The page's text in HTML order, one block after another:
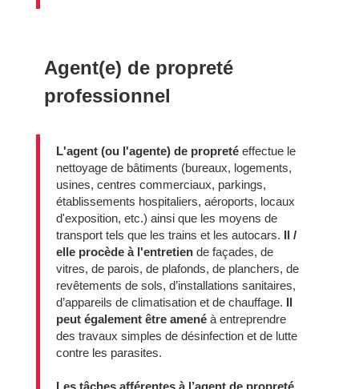
Agent(e) de propreté
professionnel
L'agent (ou l'agente) de propreté effectue le
nettoyage de bâtiments (bureaux, logements,
usines, centres commerciaux, parkings,
établissements hospitaliers, aéroports, locaux
d'exposition, etc.) ainsi que les moyens de
transport tels que les trains et les autocars. Il /
elle procède à l'entretien de façades, de
vitres, de parois, de plafonds, de planchers, de
revêtements de sols, d’installations sanitaires,
d’appareils de climatisation et de chauffage. Il
peut également être amené à entreprendre
des travaux simples de désinfection et de lutte
contre les parasites.